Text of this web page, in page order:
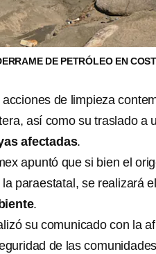
DE PETRÓLEO EN
acciones de limpieza
así como su traslado a
afectadas.
apuntó que si bien el
la paraestatal, se realizará
.
su comunicado con la
de las